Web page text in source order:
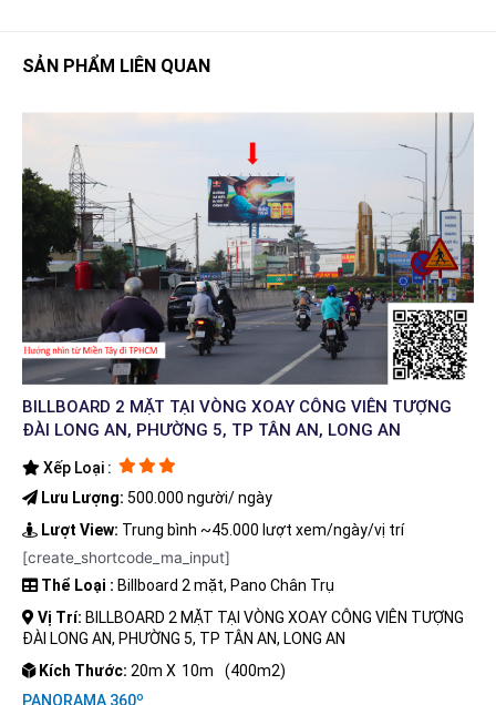
SẢN PHẨM LIÊN QUAN
BILLBOARD 2 MẶT TẠI VÒNG XOAY CÔNG VIÊN TƯỢNG
ĐÀI LONG AN, PHƯỜNG 5, TP TÂN AN, LONG AN
Xếp Loại :
Lưu Lượng: 500.000 người/ ngày
Lượt View: Trung bình ~45.000 lượt xem/ngày/vị trí
[create_shortcode_ma_input]
Thể Loại : Billboard 2 mặt, Pano Chân Trụ
Vị Trí: BILLBOARD 2 MẶT TẠI VÒNG XOAY CÔNG VIÊN TƯỢNG
ĐÀI LONG AN, PHƯỜNG 5, TP TÂN AN, LONG AN
Kích Thước: 20m X 10m
(400m2)
PANORAMA 360o